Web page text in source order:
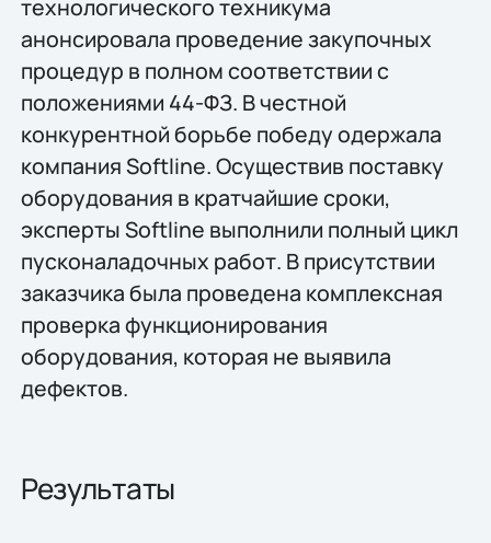
технологического техникума
анонсировала проведение закупочных
процедур в полном соответствии с
положениями 44-ФЗ. В честной
конкурентной борьбе победу одержала
компания Softline. Осуществив поставку
оборудования в кратчайшие сроки,
эксперты Softline выполнили полный цикл
пусконаладочных работ. В присутствии
заказчика была проведена комплексная
проверка функционирования
оборудования, которая не выявила
дефектов.
Результаты